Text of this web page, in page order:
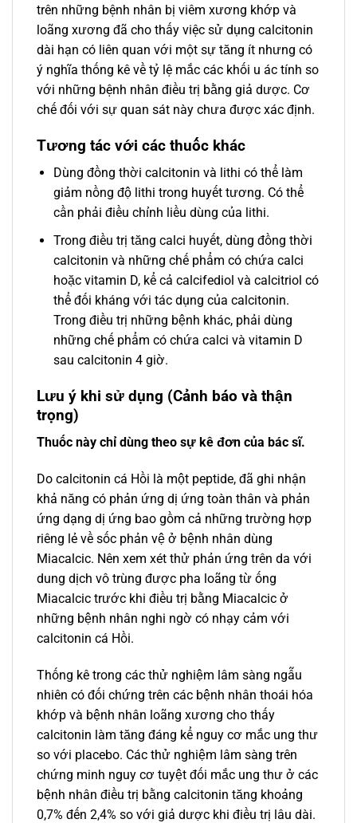
trên những bệnh nhân bị viêm xương khớp và
loãng xương đã cho thấy việc sử dụng calcitonin
dài hạn có liên quan với một sự tăng ít nhưng có
ý nghĩa thống kê về tỷ lệ mắc các khối u ác tính so
với những bệnh nhân điều trị bằng giả dược. Cơ
chế đối với sự quan sát này chưa được xác định.
Tương tác với các thuốc khác
Dùng đồng thời calcitonin và lithi có thể làm
giảm nồng độ lithi trong huyết tương. Có thể
cần phải điều chỉnh liều dùng của lithi.
Trong điều trị tăng calci huyết, dùng đồng thời
calcitonin và những chế phẩm có chứa calci
hoặc vitamin D, kể cả calcifediol và calcitriol có
thể đối kháng với tác dụng của calcitonin.
Trong điều trị những bệnh khác, phải dùng
những chế phẩm có chứa calci và vitamin D
sau calcitonin 4 giờ.
Lưu ý khi sử dụng (Cảnh báo và thận
trọng)
Thuốc này chỉ dùng theo sự kê đơn của bác sĩ.
Do calcitonin cá Hồi là một peptide, đã ghi nhận
khả năng có phản ứng dị ứng toàn thân và phản
ứng dạng dị ứng bao gồm cả những trường hợp
riêng lẻ về sốc phản vệ ở bệnh nhân dùng
Miacalcic. Nên xem xét thử phản ứng trên da với
dung dịch vô trùng được pha loãng từ ống
Miacalcic trước khi điều trị bằng Miacalcic ở
những bệnh nhân nghi ngờ có nhạy cảm với
calcitonin cá Hồi.
Thống kê trong các thử nghiệm lâm sàng ngẫu
nhiên có đối chứng trên các bệnh nhân thoái hóa
khớp và bệnh nhân loãng xương cho thấy
calcitonin làm tăng đáng kể nguy cơ mắc ung thư
so với placebo. Các thử nghiệm lâm sàng trên
chứng minh nguy cơ tuyệt đối mắc ung thư ở các
bệnh nhân điều trị bằng calcitonin tăng khoảng
0,7% đến 2,4% so với giả dược khi điều trị lâu dài.